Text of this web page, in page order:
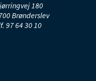
180
Brønderslev
97 64 30 10